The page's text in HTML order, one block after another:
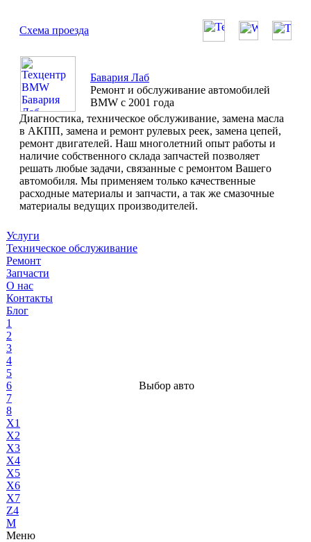
Схема проезда
Бавария Лаб
Ремонт и обслуживание автомобилей
BMW с 2001 года
Диагностика, техническое обслуживание, замена масла
в АКПП, замена и ремонт рулевых реек, замена цепей,
ремонт двигателей. Наш многолетний опыт работы и
наличие собственного склада запчастей позволяет
решать любые задачи, связанные с ремонтом Вашего
автомобиля. Мы применяем только качественные
расходные материалы и запчасти, а так же смазочные
материалы ведущих производителей.
Услуги
Техническое обслуживание
Ремонт
Запчасти
О нас
Контакты
Блог
1
2
3
4
5
6
7
8
X1
X2
X3
X4
X5
X6
X7
Z4
М
Меню
Выбор авто